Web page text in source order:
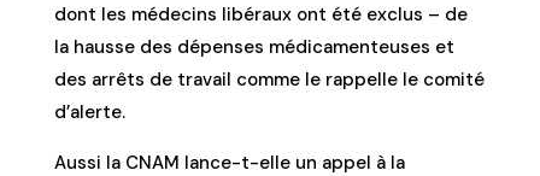
dont les médecins libéraux ont été exclus – de
la hausse des dépenses médicamenteuses et
des arrêts de travail comme le rappelle le comité
d’alerte.
Aussi la CNAM lance-t-elle un appel à la